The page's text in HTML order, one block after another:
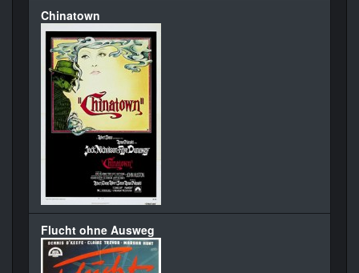
Chinatown
Flucht ohne Ausweg